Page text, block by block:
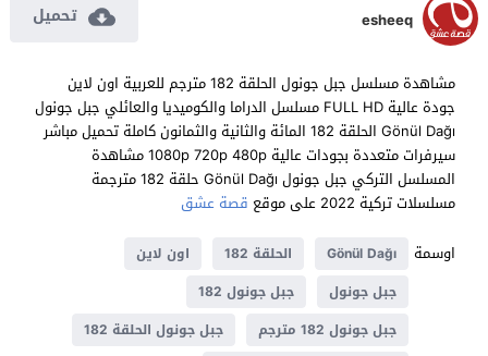
esheeq تحميل
مشاهدة مسلسل جبل جونول الحلقة 182 مترجم للعربية اون لاين
جودة عالية FULL HD مسلسل الدراما والكوميديا والعائلي جبل جونول
Gönül Dağı الحلقة 182 المائة والثانية والثمانون كاملة تحميل مباشر
سيرفرات متعددة بجودات عالية 1080p 720p 480p مشاهدة
المسلسل التركي جبل جونول Gönül Dağı حلقة 182 مترجمة
مسلسلات تركية 2022 على موقع
قصة عشق
اوسمة
Gönül Dağı الحلقة 182
اون لاين
جبل جونول
جبل جونول 182
جبل جونول 182 مترجم
جبل جونول الحلقة 182